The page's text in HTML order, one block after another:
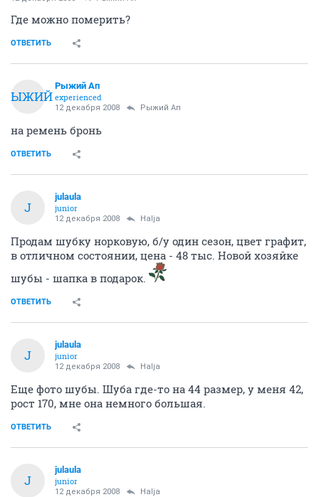
Где можно померить?
ОТВЕТИТЬ
РЫЖИЙ
Рыжий Ап
experienced
12 декабря 2008 Рыжий Ап
на ремень бронь
ОТВЕТИТЬ
J
julaula
junior
12 декабря 2008 Halja
Продам шубку норковую, б/у один сезон, цвет графит,
в отличном состоянии, цена - 48 тыс. Новой хозяйке
шубы - шапка в подарок.
ОТВЕТИТЬ
J
julaula
junior
12 декабря 2008 Halja
Еще фото шубы. Шуба где-то на 44 размер, у меня 42,
рост 170, мне она немного большая.
ОТВЕТИТЬ
J
julaula
junior
12 декабря 2008 Halja